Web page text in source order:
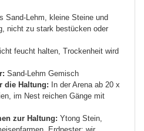
Sand-Lehm, kleine Steine und
nicht zu stark bestücken oder
feucht halten, Trockenheit wird
Sand-Lehm Gemisch
die Haltung: In der Arena ab 20 x
im Nest reichen Gänge mit
zur Haltung: Ytong Stein,